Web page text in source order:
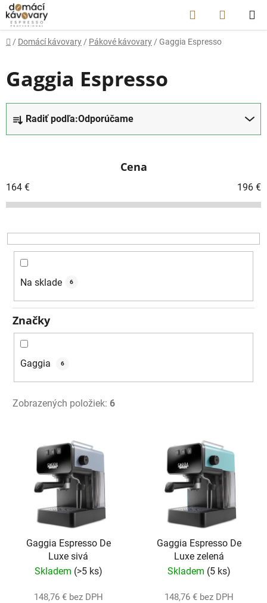
Prejsť
na
obsah
Hľadať
KOŠÍK
Domov
/ Domácí kávovary / Pákové kávovary / Gaggia Espresso
Gaggia Espresso
R
a
d
i
e
r
o
o
Radiť podľa:Odporúčame
Cena
164 € 196 €
Na sklade 6
Značky
Gaggia 6
Zobrazených položiek: 6
Gaggia Espresso De
Luxe sivá
Skladem (>5 ks)
148,76 € bez DPH
Gaggia Espresso De
Luxe zelená
Skladem (5 ks)
148,76 € bez DPH